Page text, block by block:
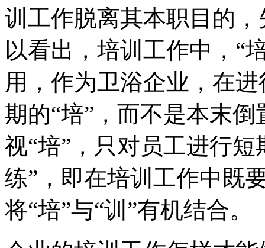
训工作脱离其本职目的
以看出，培训工作中，“
用，作为卫浴企业，在
期的“培”，而不是本末
视“培”，只对员工进行
练”，即在培训工作中既
将“培”与“训”有机结合。